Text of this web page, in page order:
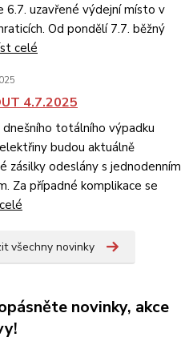
6.7. uzavřené výdejní místo v
Od pondělí 7.7. běžný
celé
4.7.2025
dnešního totálního výpadku
budou aktuálně
zásilky odeslány s jednodenním
Za případné komplikace se
všechny novinky
novinky, akce